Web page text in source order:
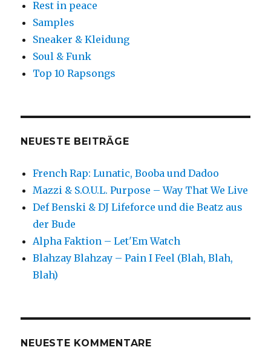
Rest in peace
Samples
Sneaker & Kleidung
Soul & Funk
Top 10 Rapsongs
NEUESTE BEITRÄGE
French Rap: Lunatic, Booba und Dadoo
Mazzi & S.O.U.L. Purpose – Way That We Live
Def Benski & DJ Lifeforce und die Beatz aus
der Bude
Alpha Faktion – Let'Em Watch
Blahzay Blahzay – Pain I Feel (Blah, Blah,
Blah)
NEUESTE KOMMENTARE